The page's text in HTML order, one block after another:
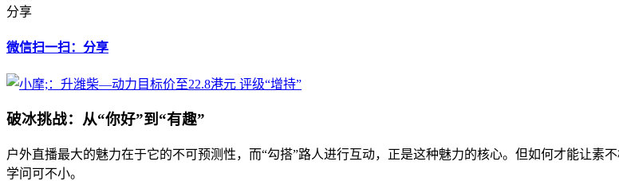
分享
微信扫一扫：分享
破冰挑战：从“你好”到“有趣”
户外直播最大的魅力在于它的不可预测性，而“勾搭”路人进行互动，正是这种魅力的核心。但如何才能让
学问可不小。